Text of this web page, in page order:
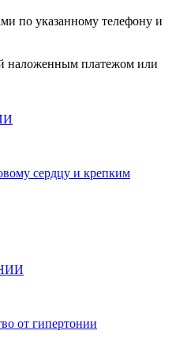
по указанному телефону и
наложенным платежом или
сердцу и крепким
от гипертонии